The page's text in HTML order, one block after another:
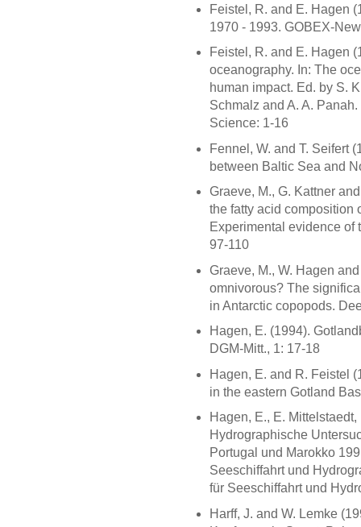
Feistel, R. and E. Hagen
1970 - 1993. GOBEX-
Feistel, R. and E. Hagen
oceanography. In: The
human impact. Ed. by S.
Schmalz and A. A.
Science: 1-16
Fennel, W. and T. Seifert
between Baltic Sea and
Graeve, M., G. Kattner
the fatty acid composition
Experimental evidence of
97-110
Graeve, M., W. Hagen
omnivorous? The
in Antarctic copopods.
Hagen, E. (1994).
DGM-Mitt., 1: 17-18
Hagen, E. and R. Feistel
in the eastern Gotland
Hagen, E., E.
Hydrographische
Portugal und Marokko
Seeschiffahrt und
für Seeschiffahrt und
Harff, J. and W. Lemke